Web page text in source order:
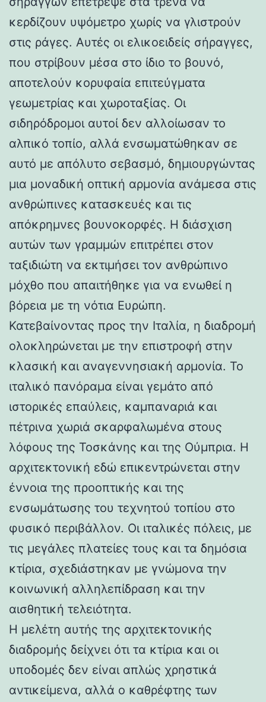
κερδίζουν υψόμετρο χωρίς να γλιστρούν
στις ράγες. Αυτές οι ελικοειδείς σήραγγες,
που στρίβουν μέσα στο ίδιο το βουνό,
αποτελούν κορυφαία επιτεύγματα
γεωμετρίας και χωροταξίας. Οι
σιδηρόδρομοι αυτοί δεν αλλοίωσαν το
αλπικό τοπίο, αλλά ενσωματώθηκαν σε
αυτό με απόλυτο σεβασμό, δημιουργώντας
μια μοναδική οπτική αρμονία ανάμεσα στις
ανθρώπινες κατασκευές και τις
απόκρημνες βουνοκορφές. Η διάσχιση
αυτών των γραμμών επιτρέπει στον
ταξιδιώτη να εκτιμήσει τον ανθρώπινο
μόχθο που απαιτήθηκε για να ενωθεί η
βόρεια με τη νότια Ευρώπη.
Κατεβαίνοντας προς την Ιταλία, η διαδρομή
ολοκληρώνεται με την επιστροφή στην
κλασική και αναγεννησιακή αρμονία. Το
ιταλικό πανόραμα είναι γεμάτο από
ιστορικές επαύλεις, καμπαναριά και
πέτρινα χωριά σκαρφαλωμένα στους
λόφους της Τοσκάνης και της Ούμπρια. Η
αρχιτεκτονική εδώ επικεντρώνεται στην
έννοια της προοπτικής και της
ενσωμάτωσης του τεχνητού τοπίου στο
φυσικό περιβάλλον. Οι ιταλικές πόλεις, με
τις μεγάλες πλατείες τους και τα δημόσια
κτίρια, σχεδιάστηκαν με γνώμονα την
κοινωνική αλληλεπίδραση και την
αισθητική τελειότητα.
Η μελέτη αυτής της αρχιτεκτονικής
διαδρομής δείχνει ότι τα κτίρια και οι
υποδομές δεν είναι απλώς χρηστικά
αντικείμενα, αλλά ο καθρέφτης των